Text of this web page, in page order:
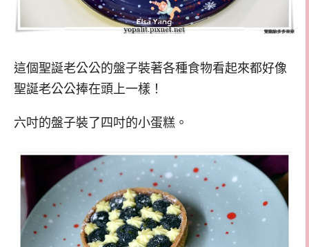
這個聖誕老公公的盤子裝著各種食物看起來都好像
聖誕老公公捧在頭上一樣！
六吋的盤子裝了四吋的小蛋糕。